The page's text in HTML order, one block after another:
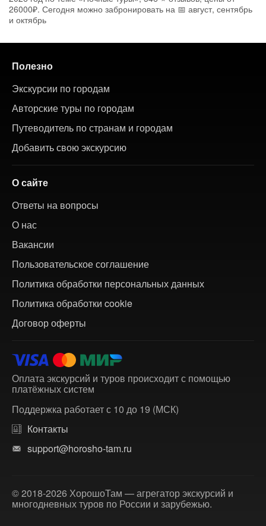
26000₽. Сегодня можно забронировать на 📅 август, сентябрь
и октябрь
Полезно
Экскурсии по городам
Авторские туры по городам
Путеводитель по странам и городам
Добавить свою экскурсию
О сайте
Ответы на вопросы
О нас
Вакансии
Пользовательское соглашение
Политика обработки персональных данных
Политика обработки cookie
Договор оферты
Оплата экскурсий и туров происходит с помощью
платёжных систем
Поддержка работает с 10 до 19 (МСК)
Контакты
support@horosho-tam.ru
© 2018-2026 ХорошоТам — агрегатор экскурсий и
многодневных туров по России и зарубежью.